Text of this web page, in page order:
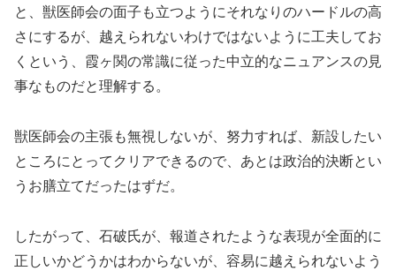
と、獣医師会の面子も立つようにそれなりのハードルの高
さにするが、越えられないわけではないように工夫してお
くという、霞ヶ関の常識に従った中立的なニュアンスの見
事なものだと理解する。
獣医師会の主張も無視しないが、努力すれば、新設したい
ところにとってクリアできるので、あとは政治的決断とい
うお膳立てだったはずだ。
したがって、石破氏が、報道されたような表現が全面的に
正しいかどうかはわからないが、容易に越えられないよう